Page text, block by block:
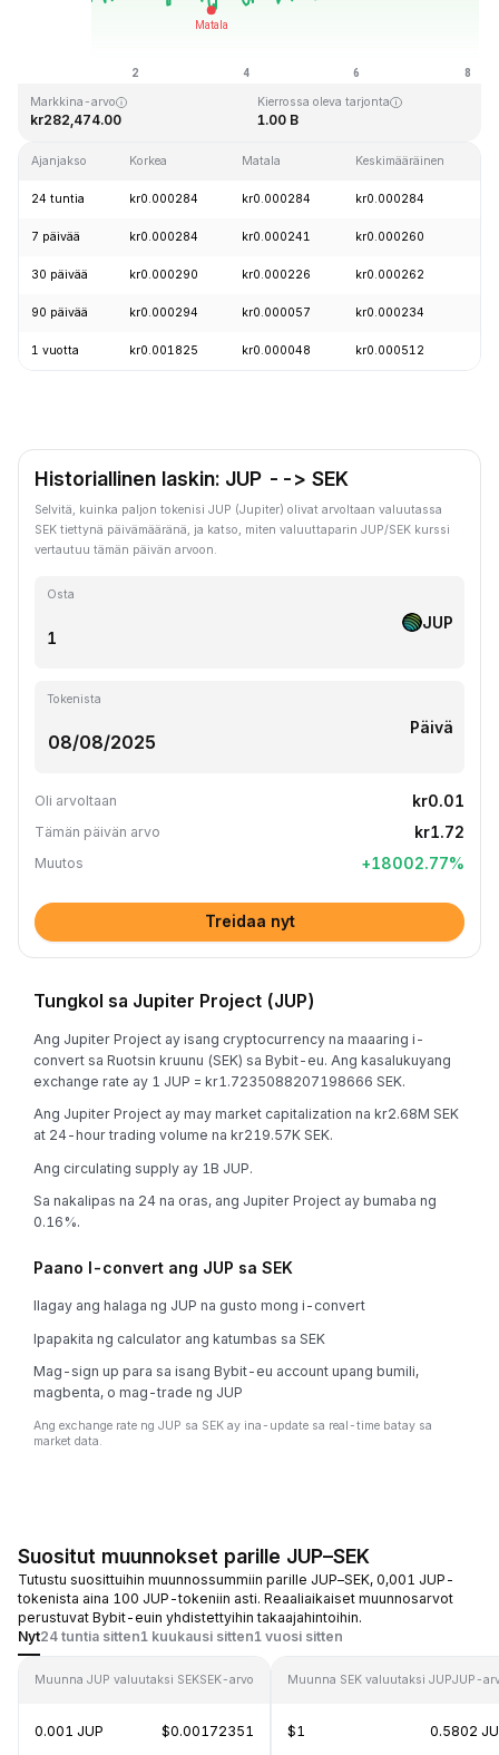
Viimeksi päivitetty: 2026-08-08 klo 05:08 GMT+0
Markkina-arvo
kr282,474.00
Kierrossa oleva tarjonta
1.00 B
Ajanjakso Korkea Matala Keskimääräinen
24 tuntia kr0.000284 kr0.000284 kr0.000284
7 päivää kr0.000284 kr0.000241 kr0.000260
30 päivää kr0.000290 kr0.000226 kr0.000262
90 päivää kr0.000294 kr0.000057 kr0.000234
1 vuotta kr0.001825 kr0.000048 kr0.000512
Historiallinen laskin: JUP --> SEK
Selvitä, kuinka paljon tokenisi JUP (Jupiter) olivat arvoltaan valuutassa
SEK tiettynä päivämääränä, ja katso, miten valuuttaparin JUP/SEK kurssi
vertautuu tämän päivän arvoon.
Osta
JUP
Tokenista
Päivä
Oli arvoltaan kr0.01
Tämän päivän arvo kr1.72
Muutos +18002.77%
Treidaa nyt
Tungkol sa Jupiter Project (JUP)
Ang Jupiter Project ay isang cryptocurrency na maaaring i-
convert sa Ruotsin kruunu (SEK) sa Bybit-eu. Ang kasalukuyang
exchange rate ay 1 JUP = kr1.7235088207198666 SEK.
Ang Jupiter Project ay may market capitalization na kr2.68M SEK
at 24-hour trading volume na kr219.57K SEK.
Ang circulating supply ay 1B JUP.
Sa nakalipas na 24 na oras, ang Jupiter Project ay bumaba ng
0.16%.
Paano I-convert ang JUP sa SEK
Ilagay ang halaga ng JUP na gusto mong i-convert
Ipapakita ng calculator ang katumbas sa SEK
Mag-sign up para sa isang Bybit-eu account upang bumili,
magbenta, o mag-trade ng JUP
Ang exchange rate ng JUP sa SEK ay ina-update sa real-time batay sa
market data.
Suositut muunnokset parille JUP–SEK
Tutustu suosittuihin muunnossummiin parille JUP–SEK, 0,001 JUP-
tokenista aina 100 JUP-tokeniin asti. Reaaliaikaiset muunnosarvot
perustuvat Bybit-euin yhdistettyihin takaajahintoihin.
Nyt24 tuntia sitten1 kuukausi sitten1 vuosi sitten
Muunna JUP valuutaksi SEKSEK-arvo
0.001 JUP $0.00172351
Muunna SEK valuutaksi JUPJUP-
$1 0.5802